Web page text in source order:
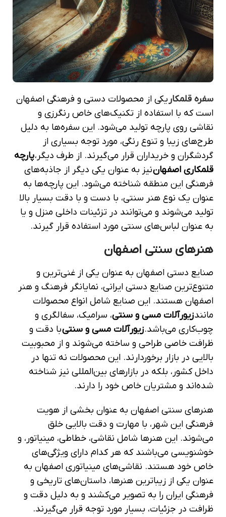
سفره قلمکار یکی از محصولات دستی و فرهنگی اصفهان
است که با استفاده از تکنیک‌های خاص رنگرزی و
نقاشی روی پارچه تولید می‌شود. این سفره‌ها به دلیل
طرح‌های زیبا و تنوع رنگی، مورد توجه بسیاری از
گردشگران و خریداران قرار می‌گیرند. از طرف دیگر،پارچه
قلمکاری اصفهاننیز به عنوان یکی دیگر از جاذبه‌های
فرهنگی این منطقه شناخته می‌شود. این پارچه‌ها به
عنوان یک نوع هنر سنتی، با دست و با دقت بسیار بالا
تولید می‌شوند و می‌توانند در تزئینات داخلی منزل و یا
به عنوان لباس‌های سنتی مورد استفاده قرار گیرند.
هنرهای سنتی اصفهان
صنایع دستی اصفهان به عنوان یکی از غنی‌ترین و
متنوع‌ترین صنایع دستی ایرانی، نمایانگر فرهنگ و هنر
اصفهان هستند. این صنایع شامل انواع محصولات
مانندزیورآلات مسی و سنتی، سرامیک، سفالگری و
چوب‌کاری می‌باشد.زیورآلات مسی و سنتیبا دقت و
ظرافت خاصی طراحی و ساخته می‌شوند و از محبوبیت
بالایی در بازار برخوردارند. این محصولات نه تنها در
داخل کشور، بلکه در بازارهای بین‌المللی نیز شناخته
شده‌اند و مشتریان خاص خود را دارند.
هنرهای سنتی اصفهان به عنوان بخشی از هویت
فرهنگی این شهر، با مهارت و دقت بالایی خلق
می‌شوند. این هنرها شامل نقاشی، خطاطی، مینیاتور، و
خوشنویسی می‌باشند که هر کدام دارای ویژگی‌های
خاص خود هستند. نقاشی‌های مینیاتوری اصفهان به
عنوان یکی از زیباترین هنرها، داستان‌های تاریخی و
فرهنگی ایران را به تصویر می‌کشند و به دلیل دقت و
ظرافت در جزئیات، بسیار مورد توجه قرار می‌گیرند.